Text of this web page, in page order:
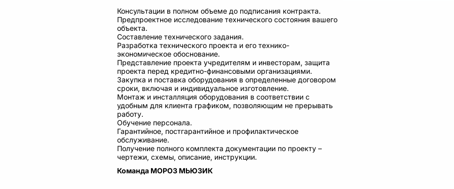
Консультации в полном объеме до подписания контракта.
Предпроектное исследование технического состояния вашего
объекта.
Составление технического задания.
Разработка технического проекта и его технико-
экономическое обоснование.
Представление проекта учредителям и инвесторам, защита
проекта перед кредитно-финансовыми организациями.
Закупка и поставка оборудования в определенные договором
сроки, включая и индивидуальное изготовление.
Монтаж и инсталляция оборудования в соответствии с
удобным для клиента графиком, позволяющим не прерывать
работу.
Обучение персонала.
Гарантийное, постгарантийное и профилактическое
обслуживание.
Получение полного комплекта документации по проекту –
чертежи, схемы, описание, инструкции.
Команда МОРОЗ МЬЮЗИК